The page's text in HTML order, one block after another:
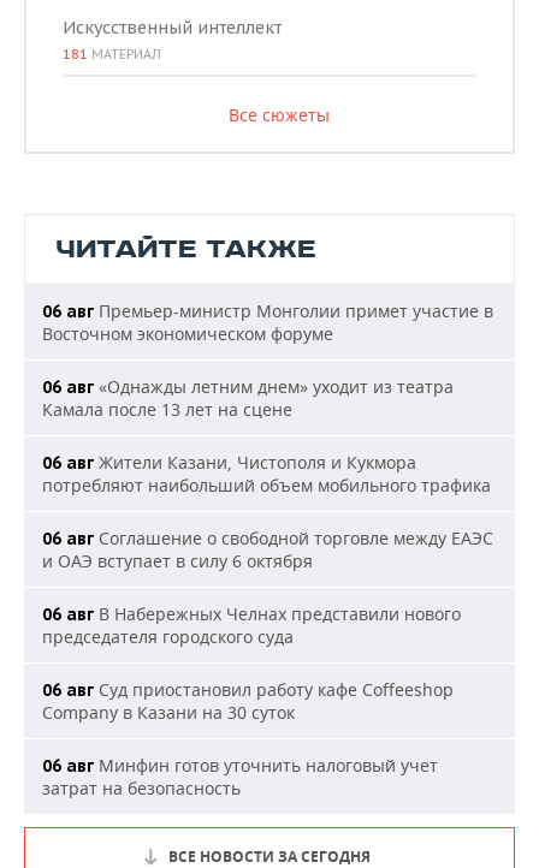
Искусственный интеллект
181 МАТЕРИАЛ
Все сюжеты
ЧИТАЙТЕ ТАКЖЕ
06 авг Премьер-министр Монголии примет участие в
Восточном экономическом форуме
06 авг «Однажды летним днем» уходит из театра
Камала после 13 лет на сцене
06 авг Жители Казани, Чистополя и Кукмора
потребляют наибольший объем мобильного трафика
06 авг Соглашение о свободной торговле между ЕАЭС
и ОАЭ вступает в силу 6 октября
06 авг В Набережных Челнах представили нового
председателя городского суда
06 авг Суд приостановил работу кафе Coffeeshop
Company в Казани на 30 суток
06 авг Минфин готов уточнить налоговый учет
затрат на безопасность
ВСЕ НОВОСТИ ЗА СЕГОДНЯ